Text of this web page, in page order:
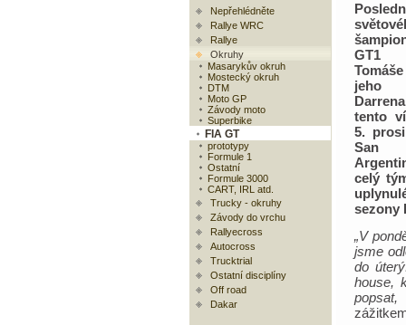
Nepřehlédněte
Rallye WRC
Rallye
Okruhy
Masarykův okruh
Mostecký okruh
DTM
Moto GP
Závody moto
Superbike
FIA GT
prototypy
Formule 1
Ostatní
Formule 3000
CART, IRL atd.
Trucky - okruhy
Závody do vrchu
Rallyecross
Autocross
Trucktrial
Ostatní disciplíny
Off road
Dakar
GT1
jeho
tento
5.
San
celý
sezony
„V
jsme
do
house,
popsat,